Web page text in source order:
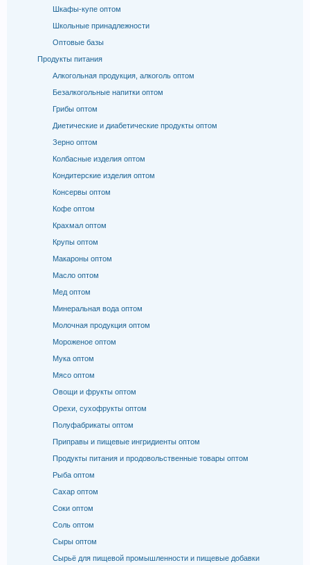
Шкафы-купе оптом
Школьные принадлежности
Оптовые базы
Продукты питания
Алкогольная продукция, алкоголь оптом
Безалкогольные напитки оптом
Грибы оптом
Диетические и диабетические продукты оптом
Зерно оптом
Колбасные изделия оптом
Кондитерские изделия оптом
Консервы оптом
Кофе оптом
Крахмал оптом
Крупы оптом
Макароны оптом
Масло оптом
Мед оптом
Минеральная вода оптом
Молочная продукция оптом
Мороженое оптом
Мука оптом
Мясо оптом
Овощи и фрукты оптом
Орехи, сухофрукты оптом
Полуфабрикаты оптом
Приправы и пищевые ингридиенты оптом
Продукты питания и продовольственные товары оптом
Рыба оптом
Сахар оптом
Соки оптом
Соль оптом
Сыры оптом
Сырьё для пищевой промышленности и пищевые добавки